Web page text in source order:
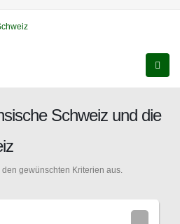
Schweiz und die
gewünschten Kriterien aus.